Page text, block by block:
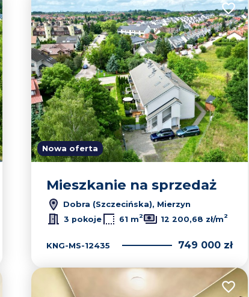
do ulubionych
Nowa oferta
Mieszkanie na sprzedaż
Dobra (Szczecińska), Mierzyn
3 pokoje 61 m2 12 200,68 zł/m2
KNG-MS-12435 749 000 zł
do ulubionych